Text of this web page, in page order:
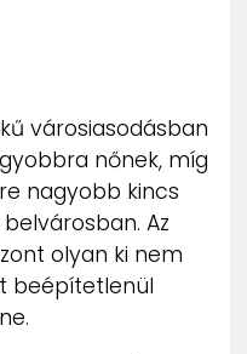
városiasodásban
nőnek, míg
nagyobb kincs
Az
olyan ki nem
beépítetlenül